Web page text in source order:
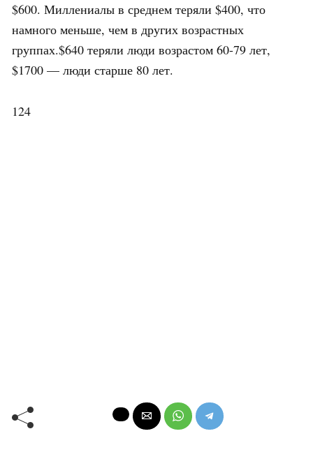
$600. Миллениалы в среднем теряли $400, что
намного меньше, чем в других возрастных
группах.$640 теряли люди возрастом 60-79 лет,
$1700 — люди старше 80 лет.
124